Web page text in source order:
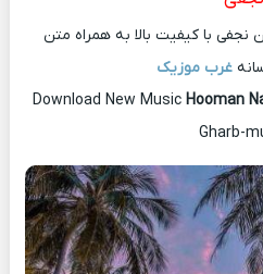
با کیفیت بالا به همراه متن
غرب موزیک
Download New Music Hooman
Gharb-